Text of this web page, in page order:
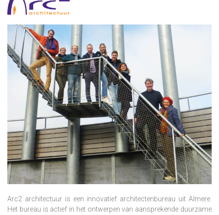
Arc2 architectuur is een innovatief architectenbureau uit Almere.
Het bureau is actief in het ontwerpen van aansprekende duurzame